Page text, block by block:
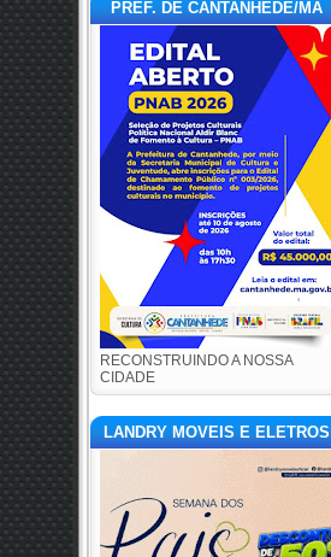
PREF. DE CANTANHEDE/MA
RECONSTRUINDO A NOSSA
CIDADE
LANDRY MOVEIS E ELETROS